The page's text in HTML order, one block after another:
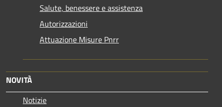
Salute, benessere e assistenza
Autorizzazioni
Attuazione Misure Pnrr
NOVITÀ
Notizie